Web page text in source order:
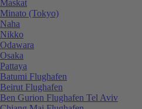
Maskat
Minato (Tokyo)
Naha
Nikko
Odawara
Osaka
Pattaya
Batumi Flughafen
Beirut Flughafen
Ben Gurion Flughafen Tel Aviv